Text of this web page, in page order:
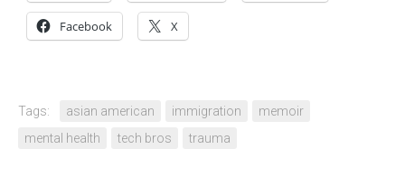
Facebook X
Tags: asian american immigration
memoir
mental health
tech bros trauma